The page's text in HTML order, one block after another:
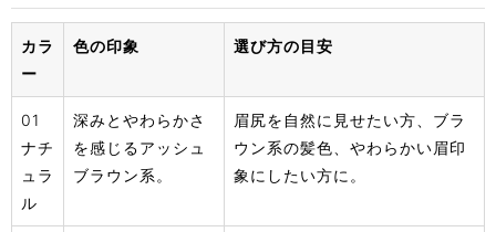
カラ
ー
色の印象 選び方の目安
01
ナチ
ュラ
ル
深みとやわらかさ
を感じるアッシュ
ブラウン系。
眉尻を自然に見せたい方、ブラ
ウン系の髪色、やわらかい眉印
象にしたい方に。